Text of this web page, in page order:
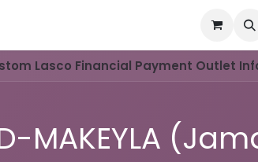
Eventos
Lasco Financial Payment Outlet
MAKEYLA